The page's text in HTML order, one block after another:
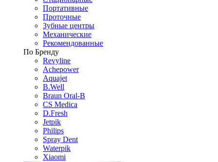
Портативные
Проточные
Зубные центры
Механические
Рекомендованные
По Бренду
Revyline
Achepower
Aquajet
B.Well
Braun Oral-B
CS Medica
D.Fresh
Jetpik
Philips
Spray Dent
Waterpik
Xiaomi